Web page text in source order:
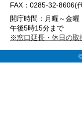
FAX：0285-32-8606(
開庁時間：月曜～金
午後5時15分まで
※窓口延長・休日の取